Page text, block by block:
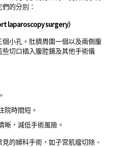
的分別：
laparoscopy surgery）
小孔。肚臍周圍一個以及兩側腹
切口插入腹腔鏡及其他手術儀
院時間短。
晰，減低手術風險。
的婦科手術，如子宮肌瘤切除、